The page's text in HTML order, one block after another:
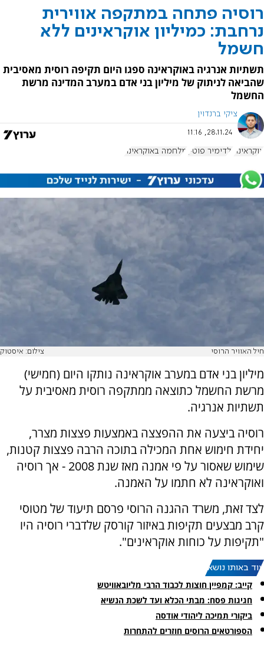
רוסיה פתחה במתקפה אווירית
נרחבת: כמיליון אוקראינים ללא
חשמל
תשתיות אנרגיה באוקראינה ספגו היום תקיפה רוסית מאסיבית
שהביאה לניתוק של מיליון בני אדם במערב המדינה מרשת
החשמל
ציקי ברנדוין
28.11.24, 11:16
אוקראינה ולדימיר פוטין מלחמה באוקראינה
חיל האוויר הרוסי צילום: איסטוק
מיליון בני אדם במערב אוקראינה נותקו היום (חמישי)
מרשת החשמל כתוצאה ממתקפה רוסית מאסיבית על
תשתיות אנרגיה.
רוסיה ביצעה את ההפצצה באמצעות פצצות מצרר,
יחידת חימוש אחת המכילה בתוכה הרבה פצצות קטנות,
שימוש שאסור על פי אמנה מאז שנת 2008 - אך רוסיה
ואוקראינה לא חתמו על האמנה.
לצד זאת, משרד ההגנה הרוסי פרסם תיעוד של מטוסי
קרב מבצעים תקיפות באיזור קורסק שלדברי רוסיה היו
"תקיפות על כוחות אוקראינים".
עוד באותו נושא:
קייב: קמפיין חוצות לכבוד הרבי מליובאוויטש
חגיגות פסח: מבתי הכלא ועד לשכת הנשיא
ביקורי תמיכה ליהודי אודסה
הספורטאים הרוסים חוזרים להתחרות